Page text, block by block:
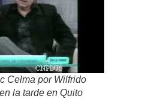
Celma por Wilfrido
la tarde en Quito